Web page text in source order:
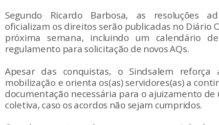
Segundo Ricardo Barbosa, as resoluções
oficializam os direitos serão publicadas no Diário
próxima semana, incluindo um calendário
regulamento para solicitação de novos AQs.
Apesar das conquistas, o Sindsalem
mobilização e orienta os(as) servidores(as) a
documentação necessária para o ajuizamento de
coletiva, caso os acordos não sejam cumpridos.